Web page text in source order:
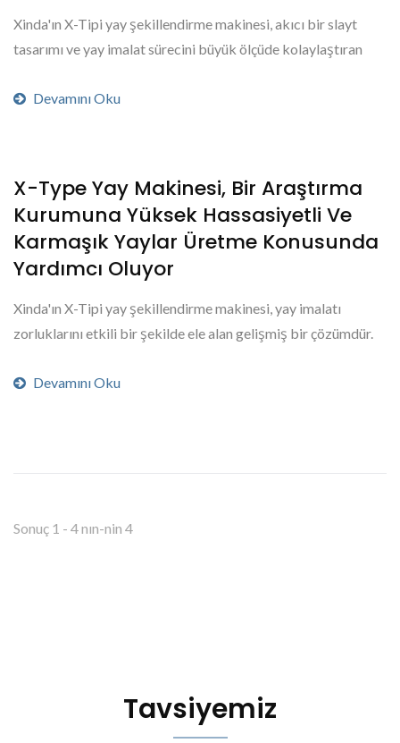
Xinda'ın X-Tipi yay şekillendirme makinesi, akıcı bir slayt
tasarımı ve yay imalat sürecini büyük ölçüde kolaylaştıran
Devamını Oku
X-Type Yay Makinesi, Bir Araştırma
Kurumuna Yüksek Hassasiyetli Ve
Karmaşık Yaylar Üretme Konusunda
Yardımcı Oluyor
Xinda'ın X-Tipi yay şekillendirme makinesi, yay imalatı
zorluklarını etkili bir şekilde ele alan gelişmiş bir çözümdür.
Devamını Oku
Sonuç 1 - 4 nın-nin 4
Tavsiyemiz